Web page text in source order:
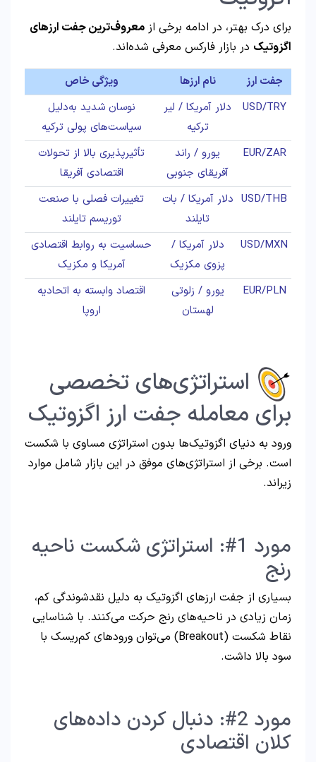
برای درک بهتر، در ادامه برخی از معروف‌ترین جفت ارزهای
اگزوتیک در بازار فارکس معرفی شده‌اند.
جفت ارز نام ارزها
ویژگی خاص
USD/TRY
دلار آمریکا / لیر
ترکیه
نوسان شدید به‌دلیل
سیاست‌های پولی ترکیه
EUR/ZAR
یورو / راند
آفریقای جنوبی
تأثیرپذیری بالا از تحولات
اقتصادی آفریقا
USD/THB دلار آمریکا / بات
تایلند
تغییرات فصلی با صنعت
توریسم تایلند
USD/MXN
دلار آمریکا /
پزوی مکزیک
حساسیت به روابط اقتصادی
آمریکا و مکزیک
EUR/PLN
یورو / زلوتی
لهستان
اقتصاد وابسته به اتحادیه
اروپا
استراتژی‌های تخصصی
برای معامله جفت ارز اگزوتیک
ورود به دنیای اگزوتیک‌ها بدون استراتژی مساوی با شکست
است. برخی از استراتژی‌های موفق در این بازار شامل موارد
زیراند.
مورد 1#: استراتژی شکست ناحیه
رنج
بسیاری از جفت ارزهای اگزوتیک به دلیل نقدشوندگی کم،
زمان زیادی در ناحیه‌های رنج حرکت می‌کنند. با شناسایی
نقاط شکست (Breakout) می‌توان ورودهای کم‌ریسک با
سود بالا داشت.
مورد 2#: دنبال کردن داده‌های
کلان اقتصادی